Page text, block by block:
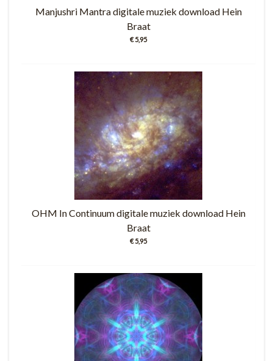
Manjushri Mantra digitale muziek download Hein
Braat
€ 5,95
OHM In Continuum digitale muziek download Hein
Braat
€ 5,95